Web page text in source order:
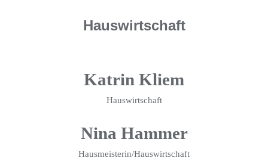
Hauswirtschaft
Katrin Kliem
Hauswirtschaft
Nina Hammer
Hausmeisterin/Hauswirtschaft